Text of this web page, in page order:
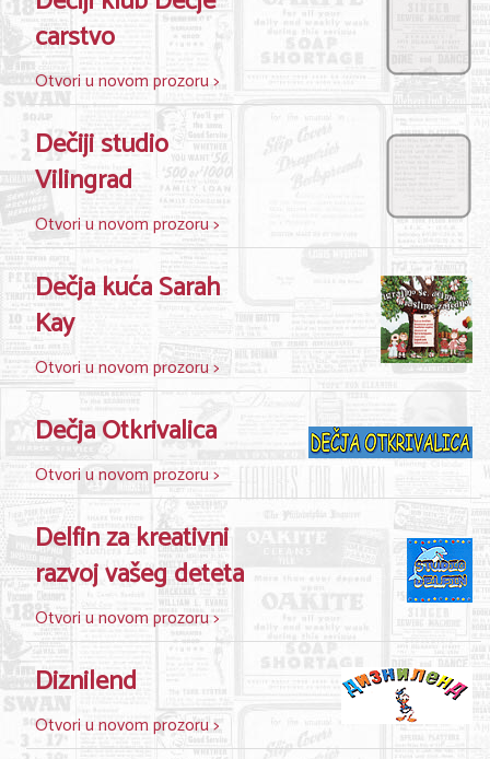
carstvo
Otvori u novom prozoru >
Dečiji studio
Vilingrad
Otvori u novom prozoru >
Dečja kuća Sarah
Kay
Otvori u novom prozoru >
Dečja Otkrivalica
Otvori u novom prozoru >
Delfin za kreativni
razvoj vašeg deteta
Otvori u novom prozoru >
Diznilend
Otvori u novom prozoru >